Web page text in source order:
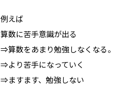
例えば
算数に苦手意識が出る
⇒算数をあまり勉強しなくなる。
⇒より苦手になっていく
⇒ますます、勉強しない